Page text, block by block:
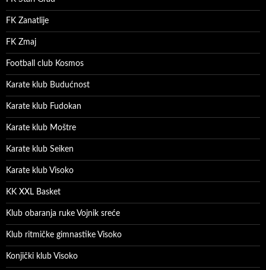
FK Zanatlije
FK Zmaj
Football club Kosmos
Karate klub Budućnost
Karate klub Fudokan
Karate klub Moštre
Karate klub Seiken
Karate klub Visoko
KK XXL Basket
Klub obaranja ruke Vojnik sreće
Klub ritmičke gimnastike Visoko
Konjički klub Visoko